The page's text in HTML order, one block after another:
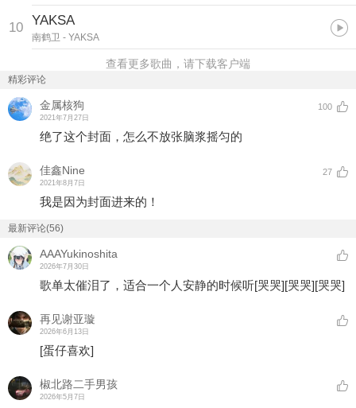
10 YAKSA
南鹤卫 - YAKSA
查看更多歌曲，请下载客户端
精彩评论
金属核狗
2021年7月27日
100
绝了这个封面，怎么不放张脑浆摇匀的
佳鑫Nine
2021年8月7日
27
我是因为封面进来的！
最新评论(56)
AAAYukinoshita
2026年7月30日
歌单太催泪了，适合一个人安静的时候听[哭哭][哭哭][哭哭]
再见谢亚璇
2026年6月13日
[蛋仔喜欢]
椒北路二手男孩
2026年5月7日